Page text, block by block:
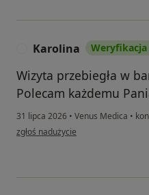
Karolina
Wizyta przebiegła w
Polecam każdemu
31 lipca 2026 • Venus Medica •
w opinii użytkownika Karolina
zgłoś nadużycie